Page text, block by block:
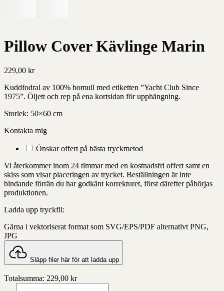
Pillow Cover Kävlinge Marin
229,00 kr
Kuddfodral av 100% bomull med etiketten ”Yacht Club Since
1975”. Öljett och rep på ena kortsidan för upphängning.
Storlek: 50×60 cm
Kontakta mig
Önskar offert på bästa tryckmetod
Vi återkommer inom 24 timmar med en kostnadsfri offert samt en
skiss som visar placeringen av trycket. Beställningen är inte
bindande förrän du har godkänt korrekturet, först därefter påbörjas
produktionen.
Ladda upp tryckfil:
Gärna i vektoriserat format som SVG/EPS/PDF alternativt PNG,
JPG
Släpp filer här för att ladda upp
Totalsumma: 229,00 kr